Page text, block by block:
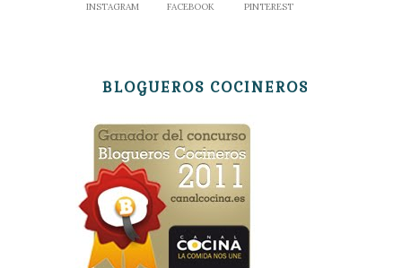
INSTAGRAM FACEBOOK PINTEREST
BLOGUEROS COCINEROS